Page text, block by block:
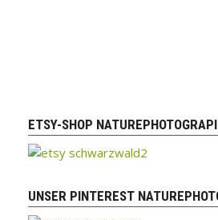
ETSY-SHOP
UNSER PINTEREST